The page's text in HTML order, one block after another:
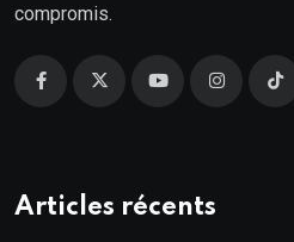
compromis.
Articles récents